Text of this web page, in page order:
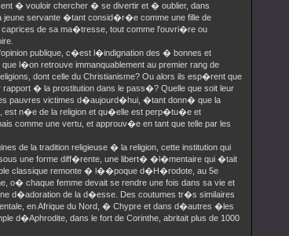
� vouloir chercher � se divertir et � oublier, dans
jeune servante �tant consid�r�e comme une fille de
de sa ma�tresse, tout comme l'ouvri�re ou
publique, c�est l�indignation des � bonnes et
l�on retrouve immanquablement au premier rang de
dont celle du Christianisme? Ou alors ils esp�rent que
� la prostitution dans le pass�? Quelle que soit leur
pauvres victimes d�aujourd�hui, �tant donn� que la
est n�e de la religion et qu�elle est perp�tu�e et
comme une vertu, et approuv�e en tant que telle par les
de la tradition religieuse � la religion, cette institution qui
une forme diff�rente, une libert� �l�mentaire qui �tait
classique remonte � l��poque d�H�rodote, au 5e
o� chaque femme devait se rendre une fois dans sa vie et
d�adoration de la d�esse. Des coutumes tr�s similaires
en Afrique du Nord, � Chypre et dans d�autres �les
d�Aphrodite, dans le fort de Corinthe, abritait plus de 1000